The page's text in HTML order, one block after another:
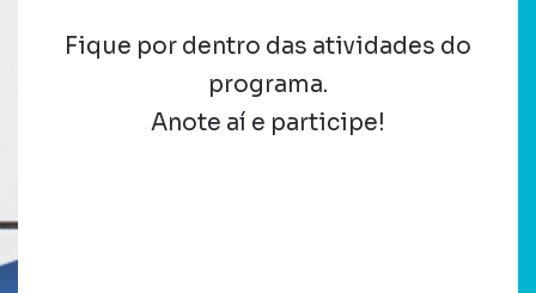
Fique por dentro das atividades do
programa.
Anote aí e participe!